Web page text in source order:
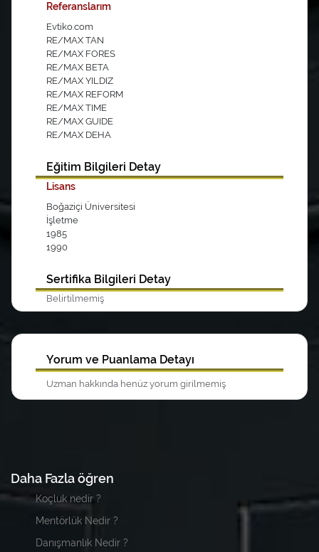
Referanslarım
Evtiko.com
RE/MAX TAN
RE/MAX FORES
RE/MAX BETA
RE/MAX YILDIZ
RE/MAX REFORM
RE/MAX TIME
RE/MAX GUIDE
RE/MAX DEHA
Eğitim Bilgileri Detay
Lisans
Boğaziçi Üniversitesi
İşletme
1985
1990
Sertifika Bilgileri Detay
Belirtilmemiş
Yorum ve Puanlama Detayı
Uzman hakkında henüz yorum girilmemiş
Daha Fazla öğren
Koçluk nedir ?
Mentörlük Nedir ?
Danışmanlık Nedir ?